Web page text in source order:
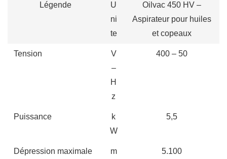
Légende
U
ni
te
Oilvac 450 HV –
Aspirateur pour huiles
et copeaux
Tension
V
–
H
z
400 – 50
Puissance
k
W
5,5
Dépression maximale
m
5.100